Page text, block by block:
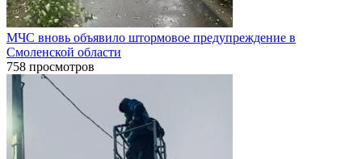
МЧС вновь объявило штормовое предупреждение в
Смоленской области
758 просмотров